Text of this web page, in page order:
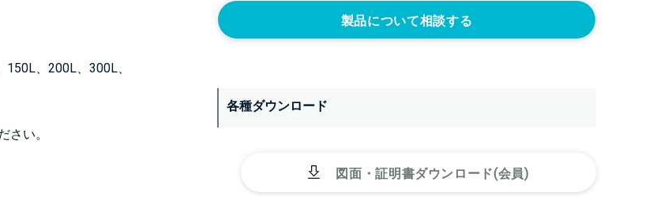
、200L、300L、
さい。
1.5S’(+22440円)
なし
製品について相談する
各種ダウンロード
図面・証明書ダウンロード(会員)